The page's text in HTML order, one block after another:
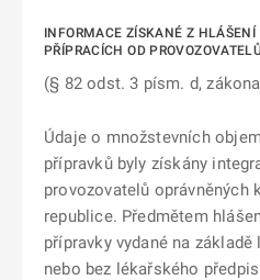
INFORMACE ZÍSKANÉ Z
PŘÍPRACÍCH OD
(§ 82 odst. 3 písm. d,
Údaje o množstevních
přípravků byly získány
provozovatelů oprávněných
republice. Předmětem
přípravky vydané na
nebo bez lékařského